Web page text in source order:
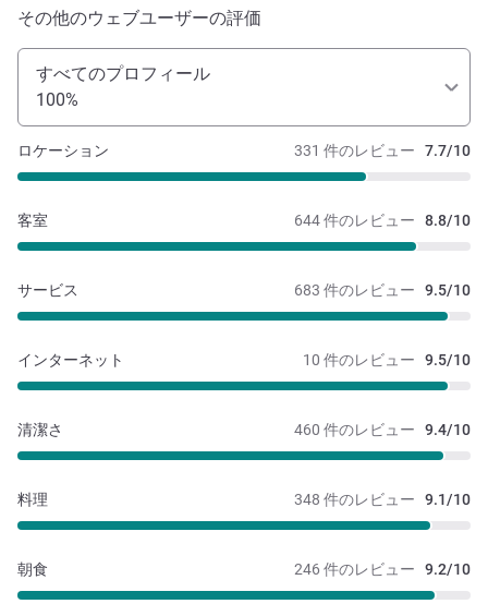
その他のウェブユーザーの評価
すべてのプロフィール
100%
331 件のレビュー 7.7/10
ロケーション
644 件のレビュー 8.8/10
客室
683 件のレビュー 9.5/10
サービス
10 件のレビュー 9.5/10
インターネット
460 件のレビュー 9.4/10
清潔さ
348 件のレビュー 9.1/10
料理
246 件のレビュー 9.2/10
朝食